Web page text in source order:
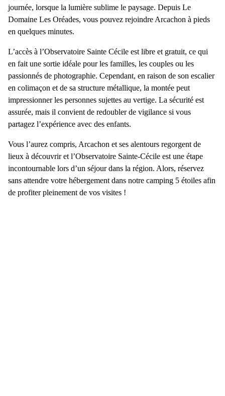
journée, lorsque la lumière sublime le paysage. Depuis Le
Domaine Les Oréades, vous pouvez rejoindre Arcachon à pieds
en quelques minutes.
L’accès à l’Observatoire Sainte Cécile est libre et gratuit, ce qui
en fait une sortie idéale pour les familles, les couples ou les
passionnés de photographie. Cependant, en raison de son escalier
en colimaçon et de sa structure métallique, la montée peut
impressionner les personnes sujettes au vertige. La sécurité est
assurée, mais il convient de redoubler de vigilance si vous
partagez l’expérience avec des enfants.
Vous l’aurez compris, Arcachon et ses alentours regorgent de
lieux à découvrir et l’Observatoire Sainte-Cécile est une étape
incontournable lors d’un séjour dans la région. Alors, réservez
sans attendre votre hébergement dans notre camping 5 étoiles afin
de profiter pleinement de vos visites !